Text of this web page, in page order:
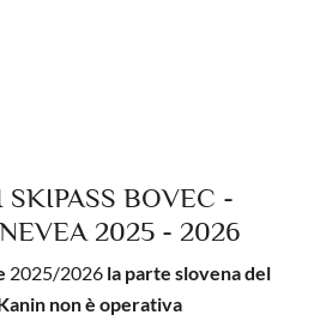
BOVEC -
2025 - 2026
2025/2026 la parte slovena del
non è operativa